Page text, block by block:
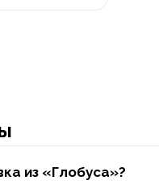
из «Глобуса»?